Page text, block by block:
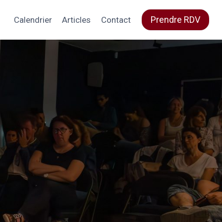
Calendrier Articles Contact Prendre RDV